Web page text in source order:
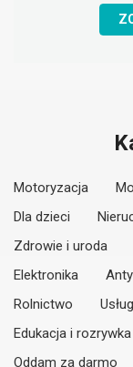
Motoryzacja
Dla dzieci
Zdrowie i uroda
Elektronika
Rolnictwo
Edukacja i rozrywka
Oddam za darmo